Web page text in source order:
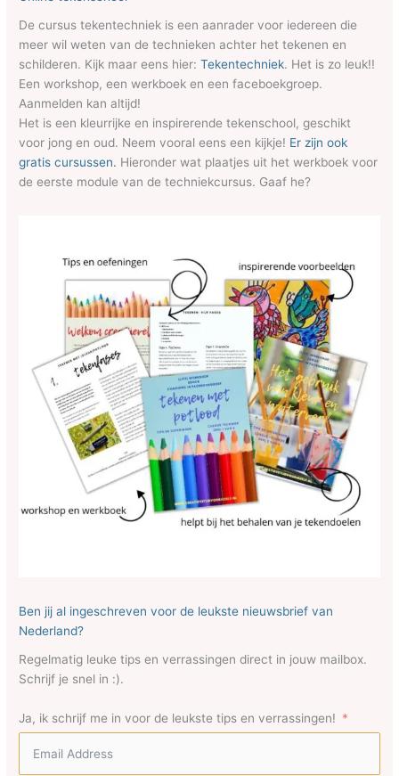
De cursus tekentechniek is een aanrader voor iedereen die
meer wil weten van de technieken achter het tekenen en
schilderen. Kijk maar eens hier:Tekentechniek. Het is zo leuk!!
Een workshop, een werkboek en een faceboekgroep.
Aanmelden kan altijd!
Het is een kleurrijke en inspirerende tekenschool, geschikt
voor jong en oud. Neem vooral eens een kijkje! Er zijn ook
gratis cursussen. Hieronder wat plaatjes uit het werkboek voor
de eerste module van de techniekcursus. Gaaf he?
Ben jij al ingeschreven voor de leukste nieuwsbrief van
Nederland?
Regelmatig leuke tips en verrassingen direct in jouw mailbox.
Schrijf je snel in :).
Ja, ik schrijf me in voor de leukste tips en verrassingen!